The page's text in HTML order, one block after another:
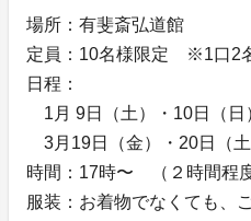
場所：有斐斎弘道館
定員：10名様限定 ※1口2
日程：
1月 9日（土）・10日（日
3月19日（金）・20日（土
時間：17時〜 （２時間程度
服装：お着物でなくても、